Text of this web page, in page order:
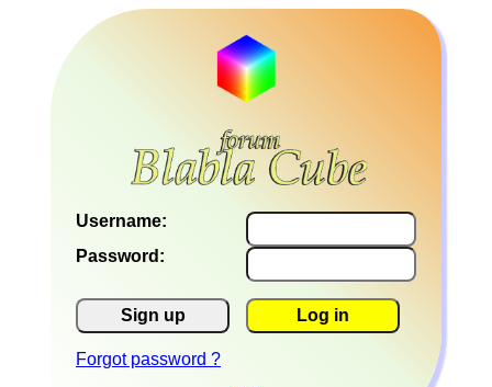
Username:
Password:
Sign up Log in
Forgot password ?